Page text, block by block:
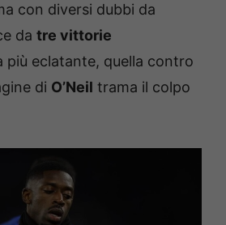
con diversi dubbi da
da tre vittorie
più eclatante, quella contro
di O’Neil trama il colpo